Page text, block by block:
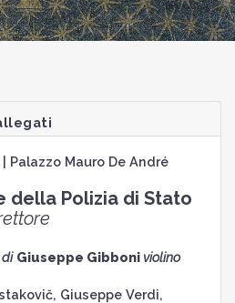
Palazzo Mauro De André
della Polizia di Stato
Giuseppe Gibboni violino
Giuseppe Verdi,